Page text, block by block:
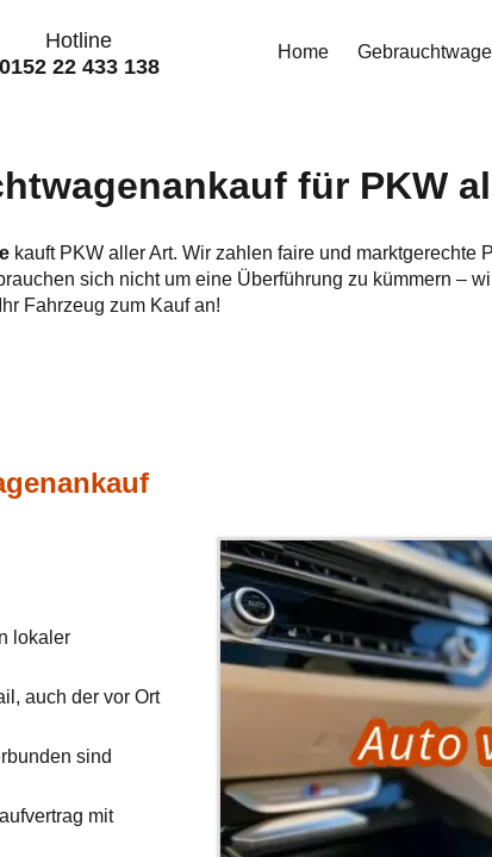
Hotline
0152 22 433 138
Home
für PKW
kauft PKW aller Art. Wir zahlen faire und marktgerechte
sich nicht um eine Überführung zu kümmern –
Fahrzeug zum Kauf an!
lokaler
auch der vor Ort
sind
mit